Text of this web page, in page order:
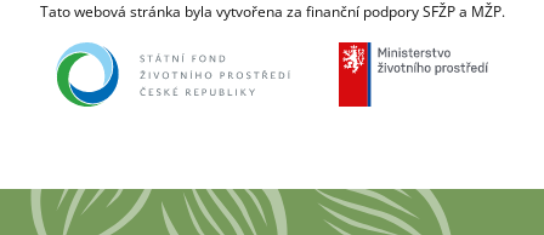
Tato webová stránka byla vytvořena za finanční podpory SFŽP a MŽP.